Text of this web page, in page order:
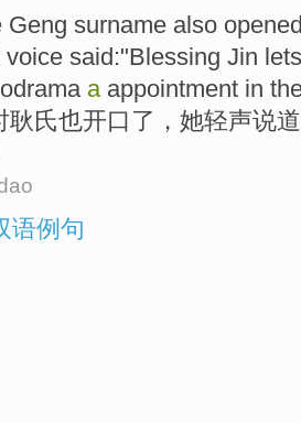
Geng surname also
voice said :"Blessing Jin
a appointment in
耿氏也开口 了， 她轻声说道
语例句